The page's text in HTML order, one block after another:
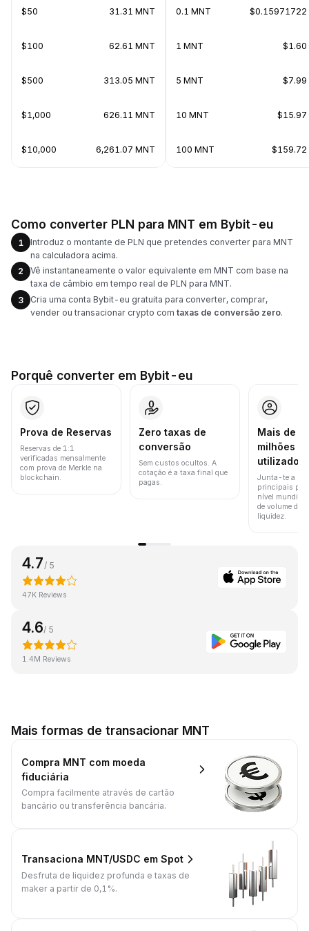
$50 31.31 MNT
$100 62.61 MNT
$500 313.05 MNT
$1,000 626.11 MNT
$10,000 6,261.07 MNT
0.1 MNT $0.15971722
1 MNT $1.60
5 MNT $7.99
10 MNT $15.97
100 MNT $159.72
Como converter PLN para MNT em Bybit-eu
1
Introduz o montante de PLN que pretendes converter para MNT
na calculadora acima.
2
Vê instantaneamente o valor equivalente em MNT com base na
taxa de câmbio em tempo real de PLN para MNT.
3
Cria uma conta Bybit-eu gratuita para converter, comprar,
vender ou transacionar crypto com taxas de conversão zero.
Porquê converter em Bybit-eu
Prova de Reservas
Reservas de 1:1
verificadas mensalmente
com prova de Merkle na
blockchain.
Zero taxas de
conversão
Sem custos ocultos. A
cotação é a taxa final que
pagas.
Mais de
milhões
Junta-te a
principais
nível mundial
de volume de
liquidez.
4.7 / 5
47K Reviews
4.6/ 5
1.4M Reviews
Mais formas de transacionar MNT
Compra MNT com moeda
fiduciária
Compra facilmente através de cartão
bancário ou transferência bancária.
Transaciona MNT/USDC em Spot
Desfruta de liquidez profunda e taxas de
maker a partir de 0,1%.